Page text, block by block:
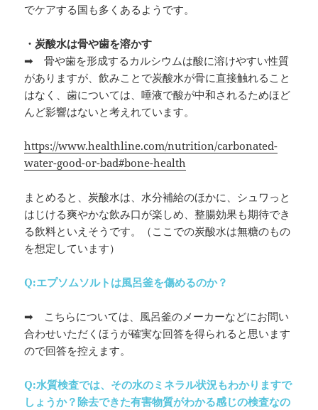
でケアする国も多くあるようです。
・炭酸水は骨や歯を溶かす
➡ 骨や歯を形成するカルシウムは酸に溶けやすい性質
がありますが、飲みことで炭酸水が骨に直接触れること
はなく、歯については、唾液で酸が中和されるためほど
んど影響はないと考えれています。
https://www.healthline.com/nutrition/carbonated-
water-good-or-bad#bone-health
まとめると、炭酸水は、水分補給のほかに、シュワっと
はじける爽やかな飲み口が楽しめ、整腸効果も期待でき
る飲料といえそうです。（ここでの炭酸水は無糖のもの
を想定しています）
Q:エプソムソルトは風呂釜を傷めるのか？
➡ こちらについては、風呂釜のメーカーなどにお問い
合わせいただくほうが確実な回答を得られると思います
ので回答を控えます。
Q:水質検査では、その水のミネラル状況もわかりますで
しょうか？除去できた有害物質がわかる感じの検査なの